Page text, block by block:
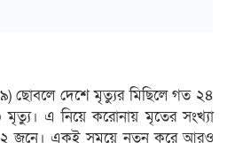
ছোবলে দেশে মৃত্যুর মিছিলে গত ২৪
এ নিয়ে করোনায় মৃতের সংখ্যা
জনে। একই সময়ে নতুন করে আরও